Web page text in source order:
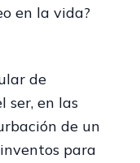
en la vida?
de
ser, en las
de un
para